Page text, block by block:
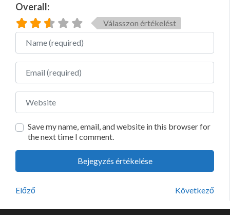
Overall:
Válasszon értékelést
Name
Email
Website
Save my name, email, and website in this browser for
the next time I comment.
Előző Következő